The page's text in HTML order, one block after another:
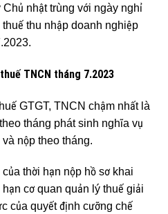
nhật trùng với ngày nghỉ
thu nhập doanh nghiệp
TNCN tháng 7.2023
GTGT, TNCN chậm nhất là
tháng phát sinh nghĩa vụ
nộp theo tháng.
thời hạn nộp hồ sơ khai
cơ quan quản lý thuế giải
của quyết định cưỡng chế